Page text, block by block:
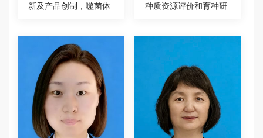
新及产品创制，噬菌体
种质资源评价和育种研